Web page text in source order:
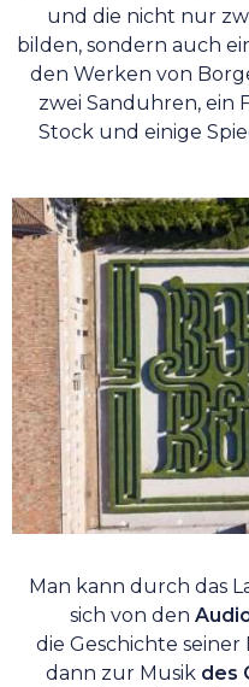
und die nicht nur
bilden, sondern auch
den Werken von
zwei Sanduhren, ein
Stock und einige
Man kann durch das
sich von den
die Geschichte
dann zur Musik des